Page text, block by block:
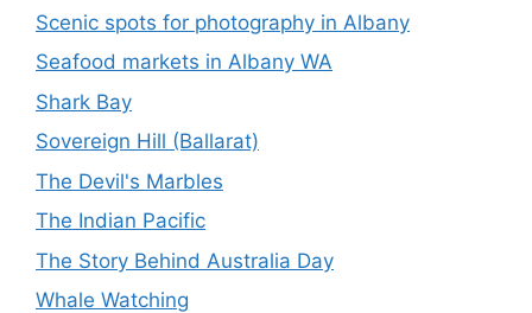
Scenic spots for photography in Albany
Seafood markets in Albany WA
Shark Bay
Sovereign Hill (Ballarat)
The Devil's Marbles
The Indian Pacific
The Story Behind Australia Day
Whale Watching